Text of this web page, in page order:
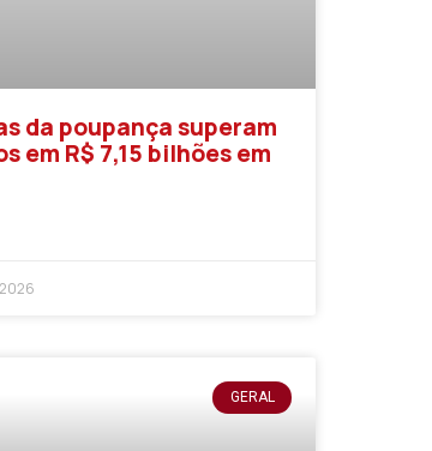
da poupança superam
em R$ 7,15 bilhões em
GERAL